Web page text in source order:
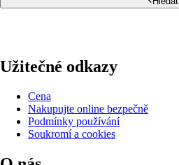
Užitečné odkazy
Cena
Nakupujte online bezpečně
Podmínky používání
Soukromí a cookies